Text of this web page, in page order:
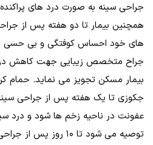
جراحی سینه به صورت درد های
همچنین بیمار تا دو هفته پس از
های خود احساس کوفتگی و بی حسی را
جراح متخصص زیبایی جهت کاهش درد
بیمار مسکن تجویز می نماید. حمام
جکوزی تا یک هفته پس از جراحی
عفونت در ناحیه زخم ها شود و درد
توصیه می شود تا ۱۰